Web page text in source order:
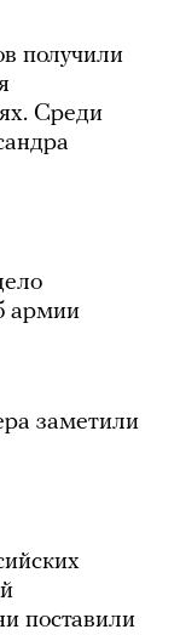
получили
Среди
армии
заметили
поставили